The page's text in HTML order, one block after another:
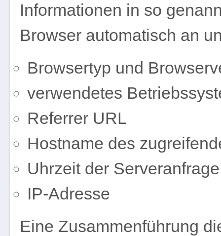
Informationen in so
Browser automatisch an
Browsertyp und
verwendetes
Referrer URL
Hostname des
Uhrzeit der Serveranfrage
IP-Adresse
Eine Zusammenführung